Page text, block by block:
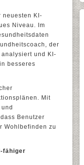
neuesten KI-
Niveau. Im
der
und KI-
besseres
Mit
Benutzer
Wohlbefinden zu
fähiger